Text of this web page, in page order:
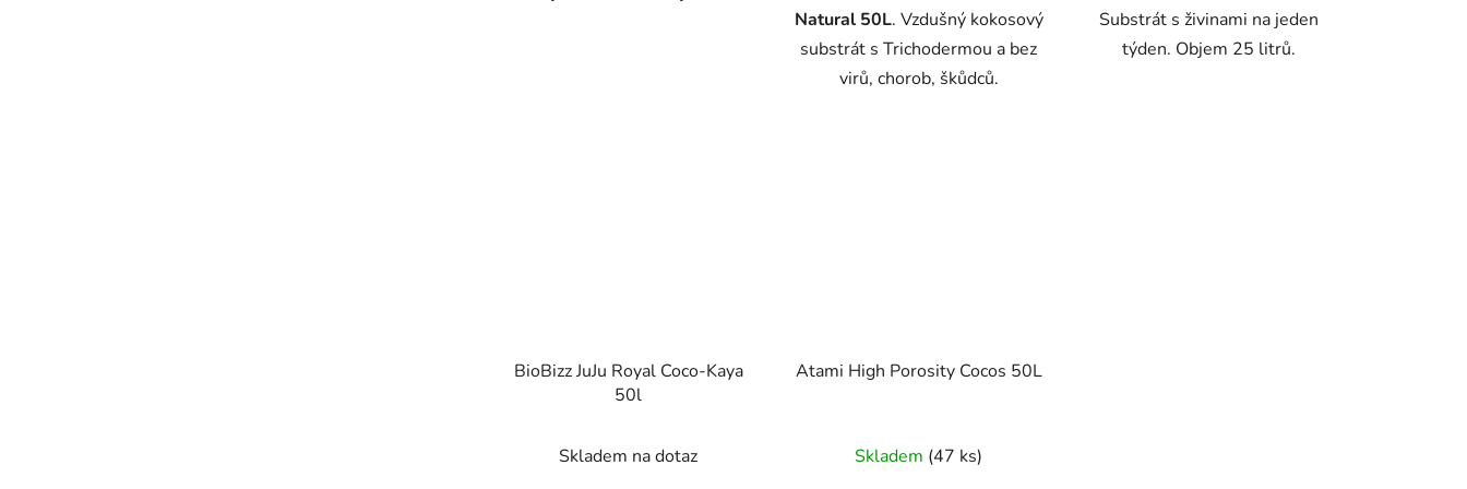
Natural 50L. Vzdušný kokosový
substrát s Trichodermou a bez
virů, chorob, škůdců.
Substrát s živinami na jeden
týden. Objem 25 litrů.
BioBizz JuJu Royal Coco-Kaya
50l
Skladem na dotaz
Atami High Porosity Cocos 50L
Skladem (47 ks)